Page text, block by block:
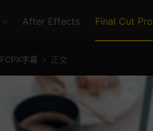
After Effects Final Cut Pro
FCPX字幕 正文